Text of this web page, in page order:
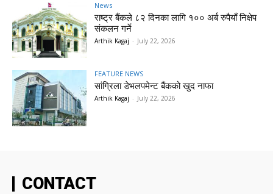
News
राष्ट्र बैंकले ८२ दिनका लागि १०० अर्ब रुपैयाँ निक्षेप
संकलन गर्ने
Arthik Kagaj - July 22, 2026
FEATURE NEWS
सांग्रिला डेभलपमेन्ट बैंकको खुद नाफा
Arthik Kagaj - July 22, 2026
CONTACT